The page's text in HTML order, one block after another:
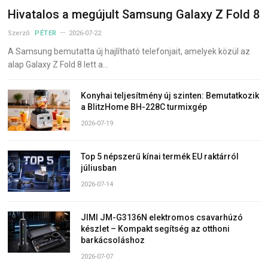
Hivatalos a megújult Samsung Galaxy Z Fold 8
Szerző: PÉTER 2026-07-22
A Samsung bemutatta új hajlítható telefonjait, amelyek közül az
alap Galaxy Z Fold 8 lett a…
Konyhai teljesítmény új szinten: Bemutatkozik
a BlitzHome BH-228C turmixgép
2026-07-19
Top 5 népszerű kínai termék EU raktárról
júliusban
2026-07-14
JIMI JM-G3136N elektromos csavarhúzó
készlet – Kompakt segítség az otthoni
barkácsoláshoz
2026-07-07